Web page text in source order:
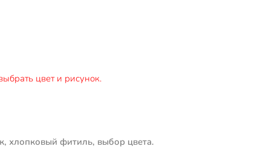
цвет и рисунок.
хлопковый фитиль, выбор цвета.